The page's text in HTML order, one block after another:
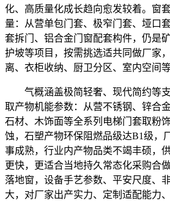
化、高质量化成长趋向愈发较着。窗
量：从营单包门套、极窄门套、垭口
套拆门、铝合金门窗配套构件，仍是
护坡等项目，按需挑选适共同做厂家
离、衣柜收纳、厨卫分区、室内空间
气概涵盖极简轻奢、现代简约等支
取产物机能参数：从营不锈钢、锌合
石材、木饰面等全系列电梯门套取粉
蚀，石塑产物环保阻燃品级达B1级，
事成熟，行业内产物品类不竭丰硕，
更快，更适合当地持久常态化采购合
落地窗，设备手艺参数、平安尺度、
大，对厂家出产实力、定制适配能力